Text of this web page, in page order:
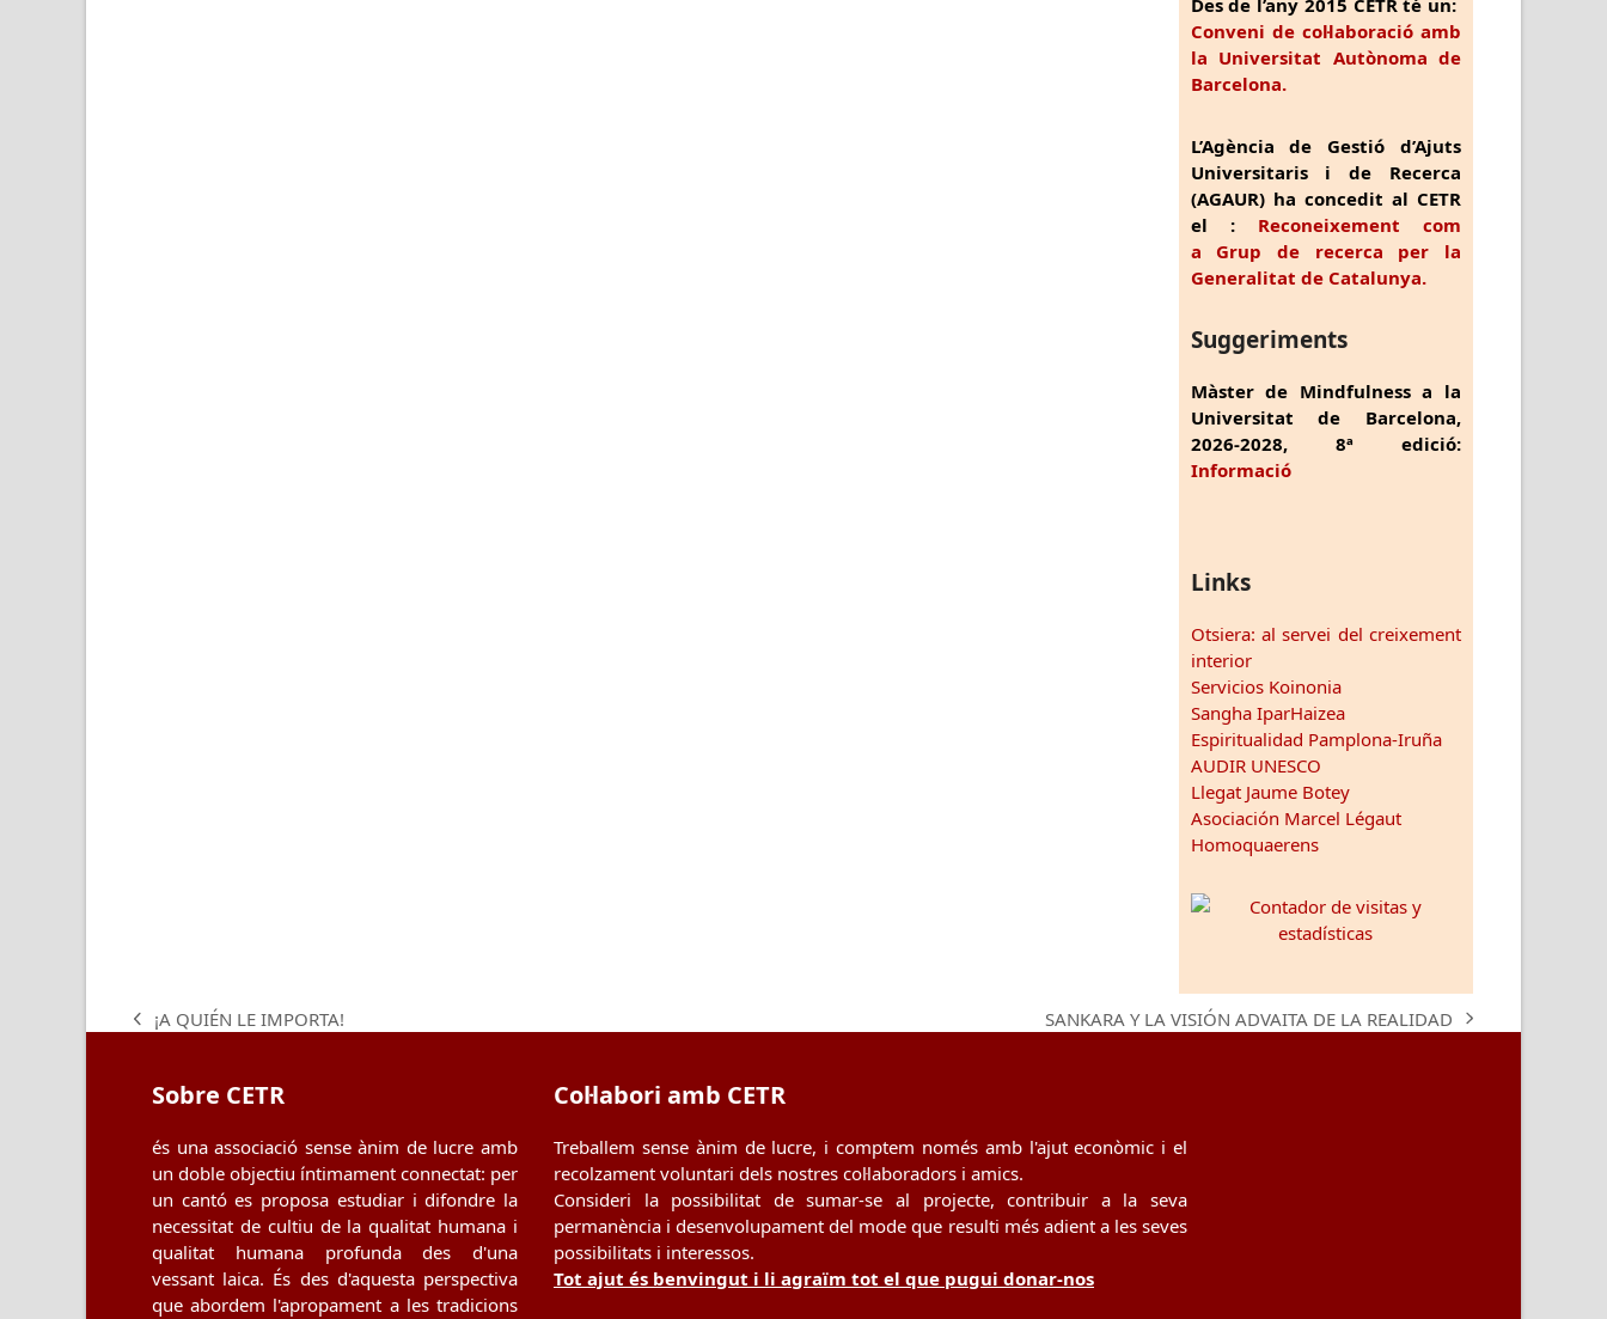
Conveni de col·laboració amb
la Universitat Autònoma de
Barcelona.
L’Agència de Gestió d’Ajuts
Universitaris i de Recerca
(AGAUR) ha concedit al CETR
el : Reconeixement com
a Grup de recerca per la
Generalitat de Catalunya.
Suggeriments
Màster de Mindfulness a la
Universitat de Barcelona,
2026-2028, 8ª edició:
Informació
Links
Otsiera: al servei del creixement
interior
Servicios Koinonia
Sangha IparHaizea
Espiritualidad Pamplona-Iruña
AUDIR UNESCO
Llegat Jaume Botey
Asociación Marcel Légaut
Homoquaerens
previous
¡A QUIÉN LE IMPORTA!
next
SANKARA Y LA VISIÓN ADVAITA DE LA REALIDAD
Sobre CETR
és una associació sense ànim de lucre amb
un doble objectiu íntimament connectat: per
un cantó es proposa estudiar i difondre la
necessitat de cultiu de la qualitat humana i
qualitat humana profunda des d'una
vessant laica. És des d'aquesta perspectiva
que abordem l'apropament a les tradicions
Col·labori amb CETR
Treballem sense ànim de lucre, i comptem només amb l'ajut econòmic i el
recolzament voluntari dels nostres col·laboradors i amics.
Consideri la possibilitat de sumar-se al projecte, contribuir a la seva
permanència i desenvolupament del mode que resulti més adient a les seves
possibilitats i interessos.
Tot ajut és benvingut i li agraïm tot el que pugui donar-nos